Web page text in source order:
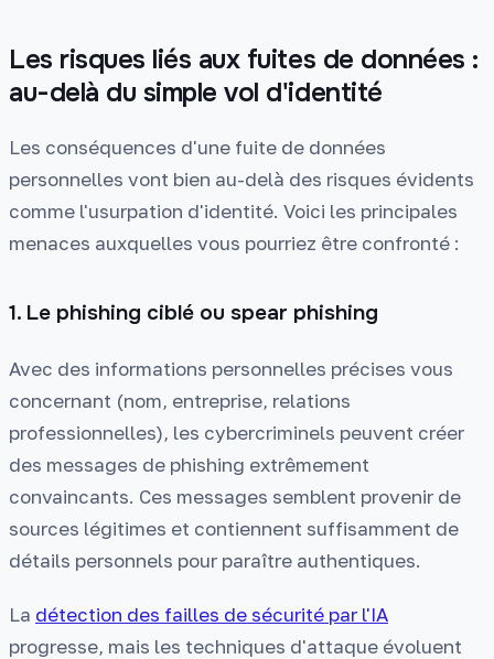
Les risques liés aux fuites de données :
au-delà du simple vol d'identité
Les conséquences d'une fuite de données
personnelles vont bien au-delà des risques évidents
comme l'usurpation d'identité. Voici les principales
menaces auxquelles vous pourriez être confronté :
1. Le phishing ciblé ou spear phishing
Avec des informations personnelles précises vous
concernant (nom, entreprise, relations
professionnelles), les cybercriminels peuvent créer
des messages de phishing extrêmement
convaincants. Ces messages semblent provenir de
sources légitimes et contiennent suffisamment de
détails personnels pour paraître authentiques.
La détection des failles de sécurité par l'IA
progresse, mais les techniques d'attaque évoluent